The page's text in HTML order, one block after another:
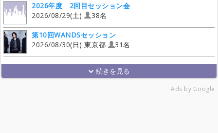
2026年度 2回目セッション会
2026/08/29(土)
38名
第10回WANDSセッション
2026/08/30(日) 東京都
31名
Ads by Google